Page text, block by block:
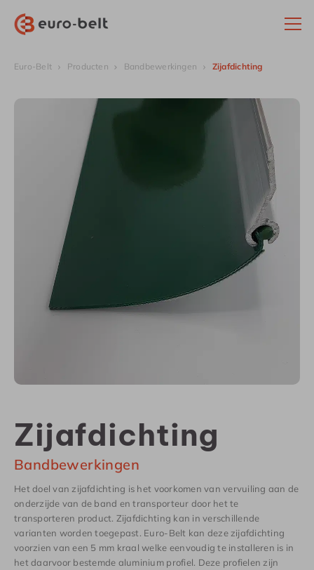
Euro-Belt Producten Bandbewerkingen Zijafdichting
Zijafdichting
Bandbewerkingen
Het doel van zijafdichting is het voorkomen van vervuiling aan de
onderzijde van de band en transporteur door het te
transporteren product. Zijafdichting kan in verschillende
varianten worden toegepast. Euro-Belt kan deze zijafdichting
voorzien van een 5 mm kraal welke eenvoudig te installeren is in
het daarvoor bestemde aluminium profiel. Deze profielen zijn